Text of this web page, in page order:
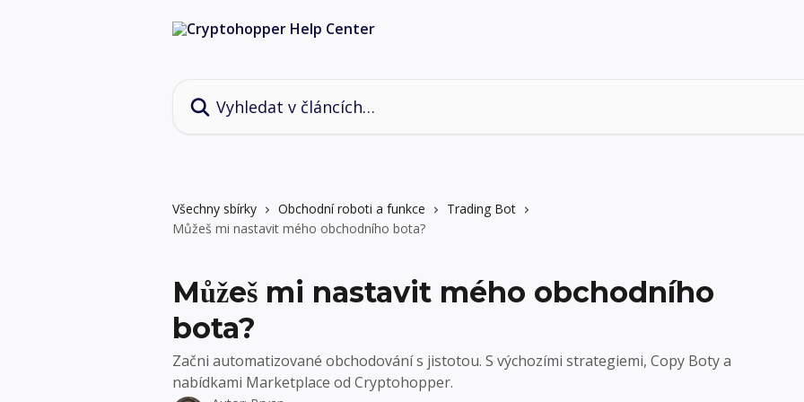
Všechny sbírky Obchodní roboti a funkce
Trading Bot
Můžeš mi nastavit mého obchodního bota?
Můžeš mi nastavit mého obchodního
bota?
Začni automatizované obchodování s jistotou. S výchozími strategiemi, Copy Boty a
nabídkami Marketplace od Cryptohopper.